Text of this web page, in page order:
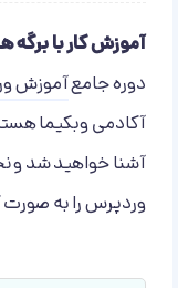
آموزش کار با برگه
دوره جامعآموزش
آکادمی وبکیما
آشنا خواهید شد و
وردپرس را به